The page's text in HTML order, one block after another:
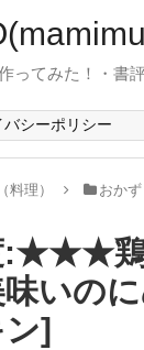
ってみた！・書
バシーポリシー
料理） おか
:★★★鶏
いの
]